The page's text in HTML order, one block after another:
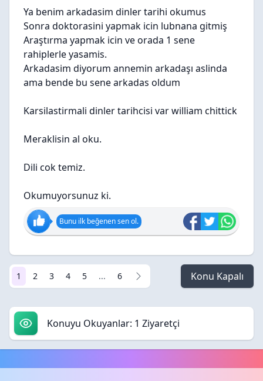
Ya benim arkadasim dinler tarihi okumus
Sonra doktorasini yapmak icin lubnana gitmiş
Araştırma yapmak icin ve orada 1 sene
rahiplerle yasamis.
Arkadasim diyorum annemin arkadaşı aslinda
ama bende bu sene arkadas oldum
Karsilastirmali dinler tarihcisi var william chittick
Meraklisin al oku.
Dili cok temiz.
Okumuyorsunuz ki.
Bunu ilk beğenen sen ol.
1 2 3 4 5 ... 6 Konu Kapalı
Konuyu Okuyanlar: 1 Ziyaretçi